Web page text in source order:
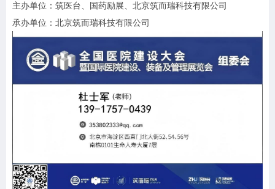
主办单位：筑医台、国药励展、北京筑而瑞科技有限公司
承办单位：北京筑而瑞科技有限公司